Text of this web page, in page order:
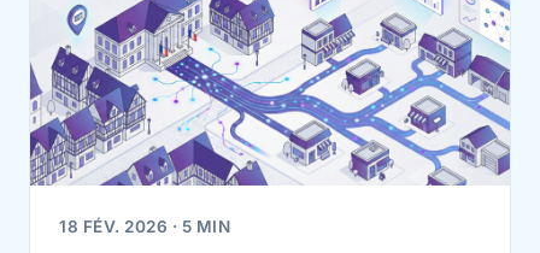
18 FÉV. 2026 · 5 MIN